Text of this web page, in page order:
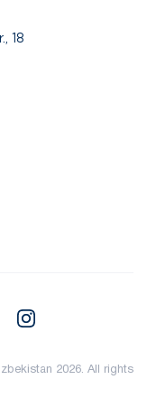
18
2026. All rights